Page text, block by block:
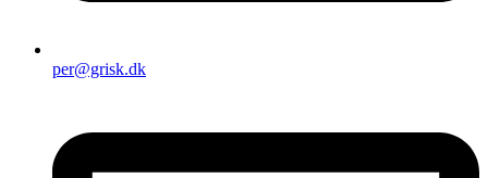
per@grisk.dk